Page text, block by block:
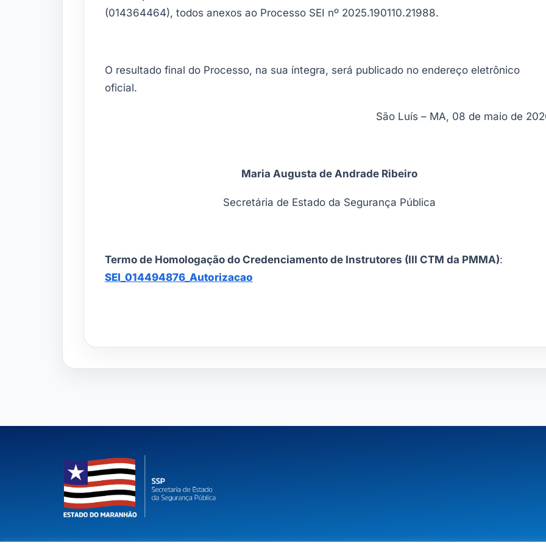
(014364464), todos anexos ao Processo SEI nº 2025.190110.21988.
O resultado final do Processo, na sua íntegra, será publicado no endereço eletrônico
oficial.
São Luís – MA, 08 de maio de
Maria Augusta de Andrade Ribeiro
Secretária de Estado da Segurança Pública
Termo de Homologação do Credenciamento de Instrutores (III CTM da PMMA):
SEI_014494876_Autorizacao